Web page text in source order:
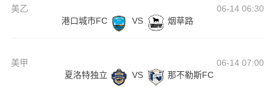
美乙
06-14 06:30
港口城市FC
VS 烟草路
美甲
06-14 07:00
夏洛特独立
VS 那不勒斯FC